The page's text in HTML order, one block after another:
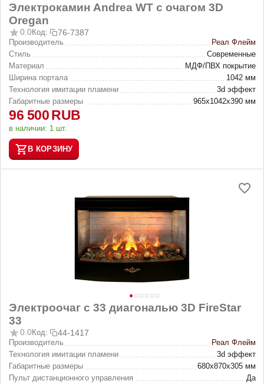
Электрокамин Andrea WT с очагом 3D
Oregan
0.0 Код: 76-7387
Производитель
Реал Флейм
Стиль
Современные
Материал
МДФ/ПВХ покрытие
Ширина портала
1042 мм
Технология имитации пламени
3d эффект
Габаритные размеры
965x1042x390 мм
96 500RUB
в наличии: 1 шт.
В КОРЗИНУ
Электроочаг с 33 диагональю 3D FireStar
33
0.0Код: 44-1417
Производитель
Реал Флейм
Технология имитации пламени
3d эффект
Габаритные размеры
680x870x305 мм
Пульт дистанционного управления
Да